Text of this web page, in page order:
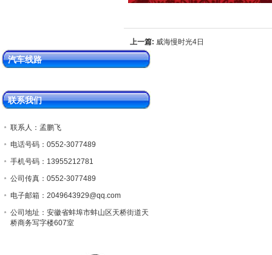
上一篇: 威海慢时光4日
汽车线路
联系我们
联系人：孟鹏飞
电话号码：0552-3077489
手机号码：13955212781
公司传真：0552-3077489
电子邮箱：2049643929@qq.com
公司地址：安徽省蚌埠市蚌山区天桥街道天
桥商务写字楼607室